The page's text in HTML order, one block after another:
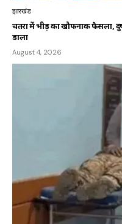
झारखंड
चतरा में भीड़ का खौफनाक फैसला,
डाला
August 4, 2026